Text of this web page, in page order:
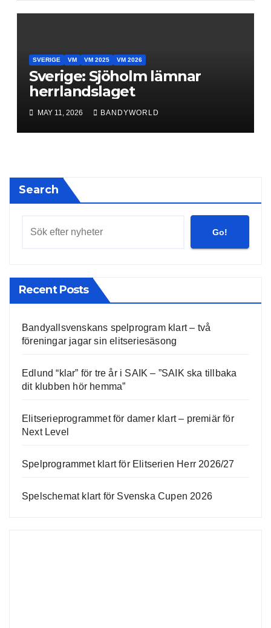
SVERIGE VM VM 2025 VM 2026
Sverige: Sjöholm lämnar
herrlandslaget
MAY 11, 2026 BANDYWORLD
Search
Go!
Recent Posts
Bandyallsvenskans spelprogram klart – två
föreningar jagar sin elitseriesäsong
Edlund “klar” för tre år i SAIK – ”SAIK ska tillbaka
dit klubben hör hemma”
Elitserieprogrammet för damer klart – premiär för
Next Level
Spelprogrammet klart för Elitserien Herr 2026/27
Spelschemat klart för Svenska Cupen 2026